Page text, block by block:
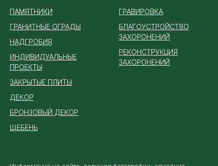
ПАМЯТНИКИ
ГРАНИТНЫЕ ОГРАДЫ
НАДГРОБИЯ
ИНДИВИДУАЛЬНЫЕ
ПРОЕКТЫ
ЗАКРЫТЫЕ ПЛИТЫ
ДЕКОР
БРОНЗОВЫЙ ДЕКОР
ЩЕБЕНЬ
ГРАВИРОВКА
БЛАГОУСТРОЙСТВО
ЗАХОРОНЕНИЙ
РЕКОНСТРУКЦИЯ
ЗАХОРОНЕНИЙ